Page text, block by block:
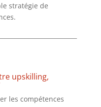
stratégie de
upskilling,
les compétences